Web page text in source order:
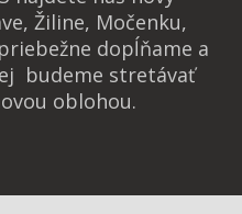
Žiline, Močenku,
dopĺňame a
budeme stretávať
oblohou.